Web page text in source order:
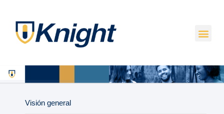
Visión general